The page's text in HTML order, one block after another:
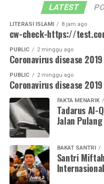
LATEST
LITERASI ISLAMI 8 jam ago
cw-check-https://
PUBLIC 2 minggu ago
Coronavirus disease 2019
PUBLIC 2 minggu ago
Coronavirus disease 2019
FAKTA MENARIK
Tadarus Al-
Jalan Pulang
BAKAT SANTRI
Santri